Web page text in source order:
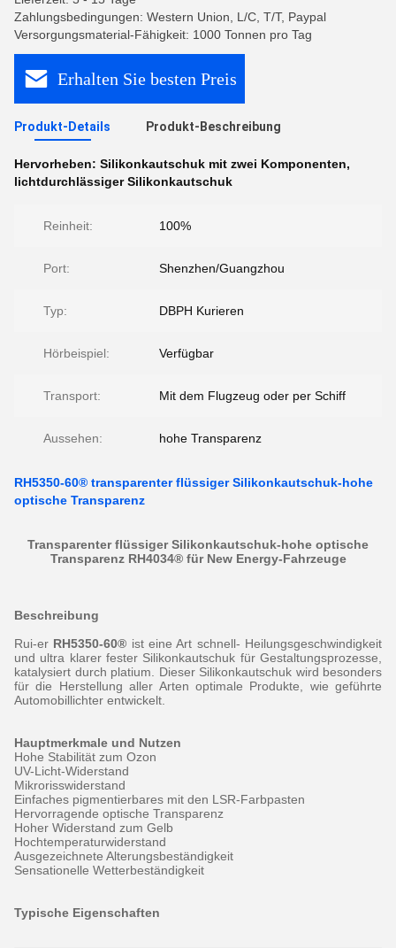
Zahlungsbedingungen: Western Union, L/C, T/T, Paypal
Versorgungsmaterial-Fähigkeit: 1000 Tonnen pro Tag
Erhalten Sie besten Preis
Produkt-Details Produkt-Beschreibung
Hervorheben: Silikonkautschuk mit zwei Komponenten,
lichtdurchlässiger Silikonkautschuk
Reinheit: 100%
Port: Shenzhen/Guangzhou
Typ: DBPH Kurieren
Hörbeispiel: Verfügbar
Transport: Mit dem Flugzeug oder per Schiff
Aussehen: hohe Transparenz
RH5350-60® transparenter flüssiger Silikonkautschuk-hohe
optische Transparenz
Transparenter flüssiger Silikonkautschuk-hohe optische
Transparenz RH4034® für New Energy-Fahrzeuge
Beschreibung
Rui-er RH5350-60® ist eine Art schnell- Heilungsgeschwindigkeit
und ultra klarer fester Silikonkautschuk für Gestaltungsprozesse,
katalysiert durch platium. Dieser Silikonkautschuk wird besonders
für die Herstellung aller Arten optimale Produkte, wie geführte
Automobillichter entwickelt.
Hauptmerkmale und Nutzen
Hohe Stabilität zum Ozon
UV-Licht-Widerstand
Mikrorisswiderstand
Einfaches pigmentierbares mit den LSR-Farbpasten
Hervorragende optische Transparenz
Hoher Widerstand zum Gelb
Hochtemperaturwiderstand
Ausgezeichnete Alterungsbeständigkeit
Sensationelle Wetterbeständigkeit
Typische Eigenschaften